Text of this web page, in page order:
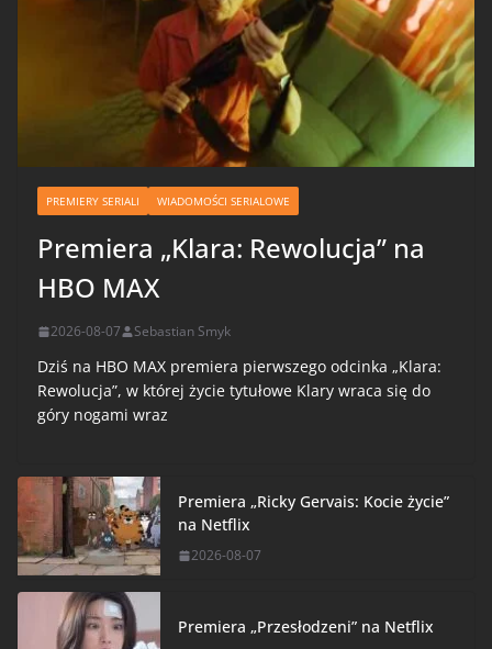
PREMIERY SERIALI WIADOMOŚCI SERIALOWE
Premiera „Klara: Rewolucja” na
HBO MAX
2026-08-07 Sebastian Smyk
Dziś na HBO MAX premiera pierwszego odcinka „Klara:
Rewolucja”, w której życie tytułowe Klary wraca się do
góry nogami wraz
Premiera „Ricky Gervais: Kocie życie”
na Netflix
2026-08-07
Premiera „Przesłodzeni” na Netflix